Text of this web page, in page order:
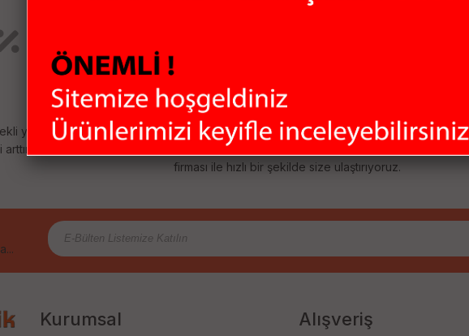
ÜRÜNLER
Birbirinden farklı marka ve
ürünler için indirimli fiyatlar
yenileyerek sizlere sunuyoruz. Bilgisayar Çevre Birimleri, Uydu Alıcıları, Güvenlik
Size sağladığımız bu çeşitlilik ile ihtiyaçlarınızı tek merkezden
firması ile hızlı bir şekilde size ulaştırıyoruz.
Kurumsal Alışveriş